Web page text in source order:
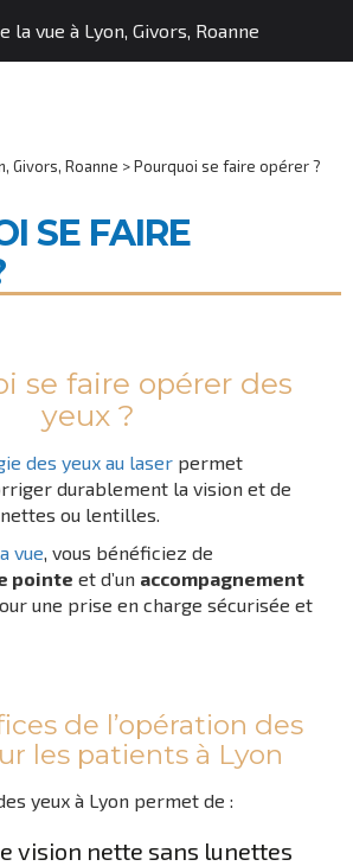
Givors, Roanne >Pourquoi se faire opérer ?
SE FAIRE
se faire opérer des
yeux ?
des yeux au laser permet
durablement la vision et de
ou lentilles.
vue, vous bénéficiez de
pointe et d’un accompagnement
une prise en charge sécurisée et
de l’opération des
les patients à Lyon
yeux à Lyon permet de :
vision nette sans lunettes
la vue à Lyon, Givors, Roanne